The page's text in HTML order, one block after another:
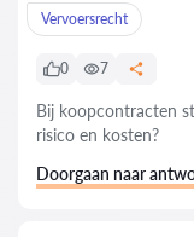
Vervoersrecht
0 7
Bij koopcontracten
risico en kosten?
Doorgaan naar